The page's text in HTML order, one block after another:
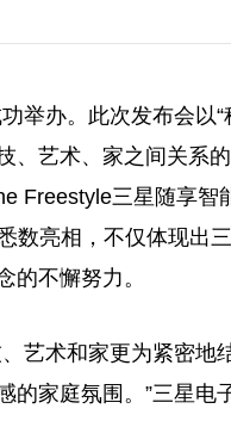
举办。此次发布会以“
、艺术、家之间关系
Freestyle三星随享智
数亮相，不仅体现出
的不懈努力。
艺术和家更为紧密地
的家庭氛围。”三星电